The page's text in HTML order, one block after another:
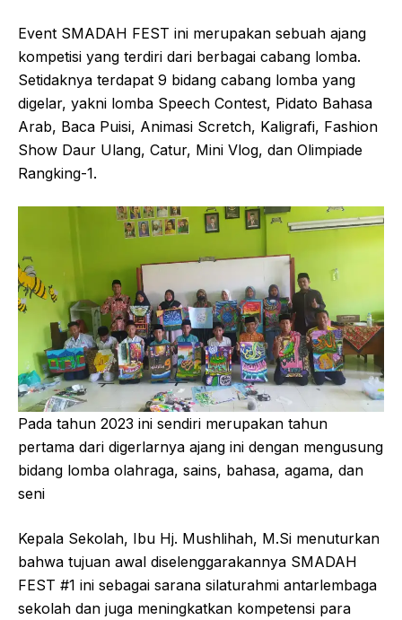
Event SMADAH FEST ini merupakan sebuah ajang
kompetisi yang terdiri dari berbagai cabang lomba.
Setidaknya terdapat 9 bidang cabang lomba yang
digelar, yakni lomba Speech Contest, Pidato Bahasa
Arab, Baca Puisi, Animasi Scretch, Kaligrafi, Fashion
Show Daur Ulang, Catur, Mini Vlog, dan Olimpiade
Rangking-1.
Pada tahun 2023 ini sendiri merupakan tahun
pertama dari digerlarnya ajang ini dengan mengusung
bidang lomba olahraga, sains, bahasa, agama, dan
seni
Kepala Sekolah, Ibu Hj. Mushlihah, M.Si menuturkan
bahwa tujuan awal diselenggarakannya SMADAH
FEST #1 ini sebagai sarana silaturahmi antarlembaga
sekolah dan juga meningkatkan kompetensi para